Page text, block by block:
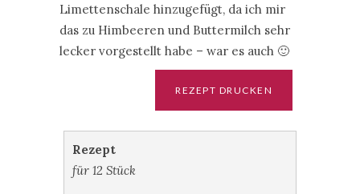
Limettenschale hinzugefügt, da ich mir
das zu Himbeeren und Buttermilch sehr
lecker vorgestellt habe – war es auch 🙂
Rezept
für 12 Stück